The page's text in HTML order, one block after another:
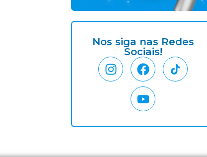
Nos siga nas Redes
Sociais!